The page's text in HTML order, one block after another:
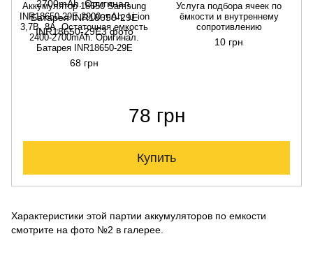
Аккумулятор 18650 Samsung
INR18650-29E 2900 mAh, Li-ion
3,7В, 8A, Остаточная емкость
2400-2700mAh. Оригинал.
Батарея INR18650-29E
68 грн
Услуга подбора ячеек по
ёмкости и внутреннему
сопротивлению
10 грн
78 грн
Купить
Характеристики этой партии аккумуляторов по емкости
смотрите на фото №2 в галерее.